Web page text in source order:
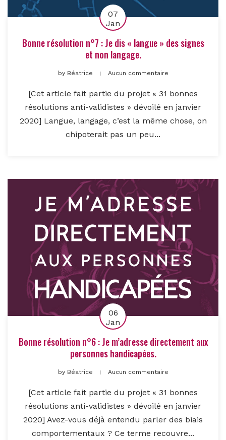
07
Jan
Bonne résolution n°7 : Je dis « langue » des signes
et non langage.
byBéatrice Aucun commentaire
[Cet article fait partie du projet « 31 bonnes
résolutions anti-validistes » dévoilé en janvier
2020] Langue, langage, c’est la même chose, on
chipoterait pas un peu...
06
Jan
Bonne résolution n°6 : Je m’adresse directement aux
personnes handicapées.
byBéatrice Aucun commentaire
[Cet article fait partie du projet « 31 bonnes
résolutions anti-validistes » dévoilé en janvier
2020] Avez-vous déjà entendu parler des biais
comportementaux ? Ce terme recouvre...